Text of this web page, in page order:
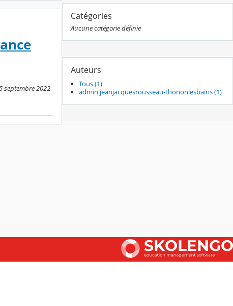
septembre 2022
Catégories
Aucune catégorie définie
Auteurs
Tous (1)
admin jeanjacquesrousseau-thononlesbains (1)